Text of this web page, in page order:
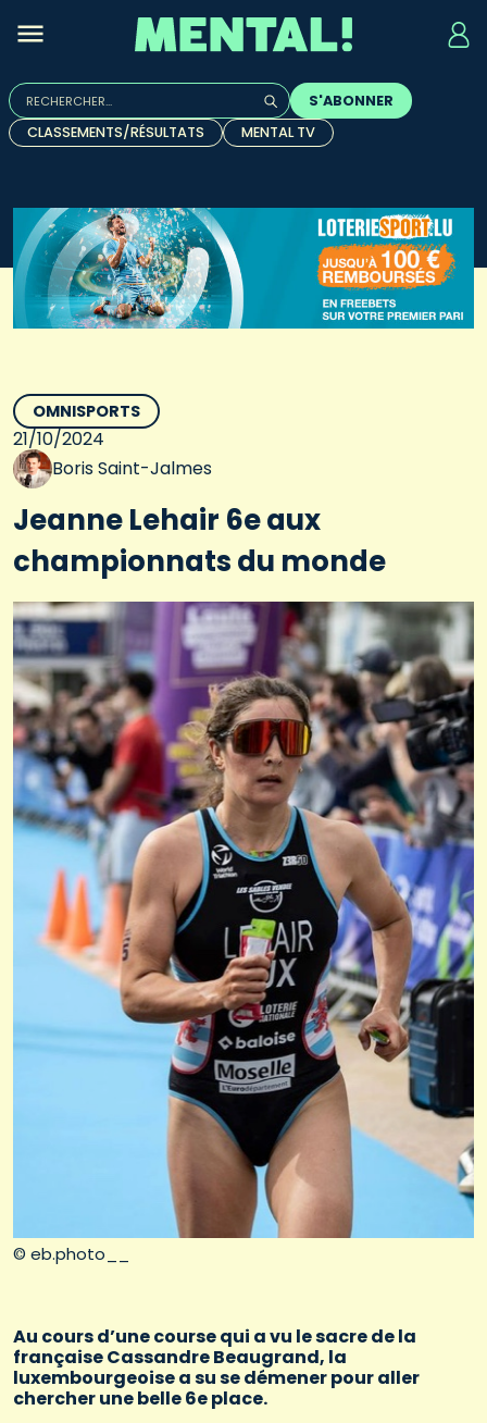
Rechercher :
Quand les résultats de l'auto-complétion sont
S'ABONNER
CLASSEMENTS/RÉSULTATS
MENTAL TV
© eb.photo__
OMNISPORTS
21/10/2024
Boris Saint-Jalmes
Jeanne Lehair 6e aux
championnats du monde
Au cours d’une course qui a vu le sacre de la
française Cassandre Beaugrand, la
luxembourgeoise a su se démener pour aller
chercher une belle 6e place.